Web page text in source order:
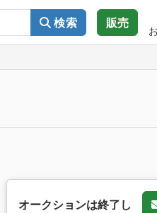
検索 販売
オークションは終了し